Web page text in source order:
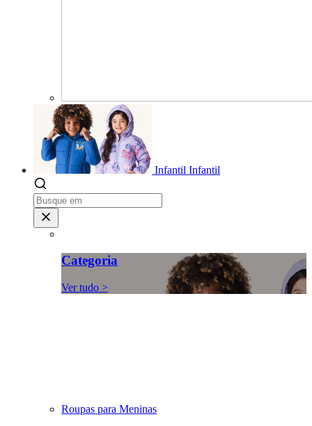
Infantil Infantil
Categoria
Ver tudo >
Roupas para Meninas